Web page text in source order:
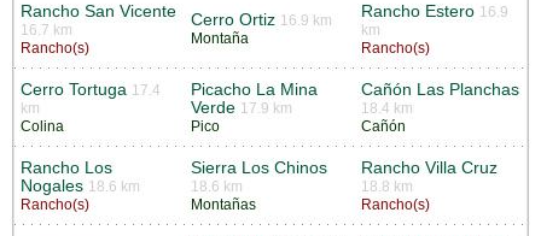
Rancho San Vicente
16.7 km
Rancho(s)
Cerro Ortiz 16.9 km
Montaña
Rancho Estero 16.9
km
Rancho(s)
Cerro Tortuga 17.4
km
Colina
Picacho La Mina
Verde 17.9 km
Pico
Cañón Las Planchas
18.4 km
Cañón
Rancho Los
Nogales 18.6 km
Rancho(s)
Sierra Los Chinos
18.6 km
Montañas
Rancho Villa Cruz
18.8 km
Rancho(s)